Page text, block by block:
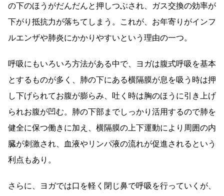
の下のほうがだんだんと押しつぶされ、ガス交換の効率が
下がり抵抗力が落ちてしまう。これが、お年寄りがインフ
ルエンザや肺炎にかかりやすいという理由の一つ。
呼吸にもいろいろ方法がある中で、ヨガは腹式呼吸を基本
とするものが多く、肺の下にある横隔膜が息を吸う時は押
し下げられてお腹が膨らみ、吐く時は胸のほうに引き上げ
られお腹が凹む。肺の下部までしっかり活用するので肺を
健全に保つ働きに加え、横隔膜の上下運動により周囲の内
臓が刺激され、血液やリンパ液の流れが促進されるという
利点もあり。
さらに、ヨガでは口を軽く閉じ鼻で呼吸を行っていくが、